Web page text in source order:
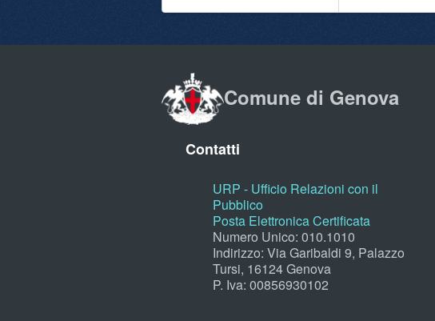
Comune di Genova
Contatti
URP - Ufficio Relazioni con il
Pubblico
Posta Elettronica Certificata
Numero Unico: 010.1010
Indirizzo: Via Garibaldi 9, Palazzo
Tursi, 16124 Genova
P. Iva: 00856930102